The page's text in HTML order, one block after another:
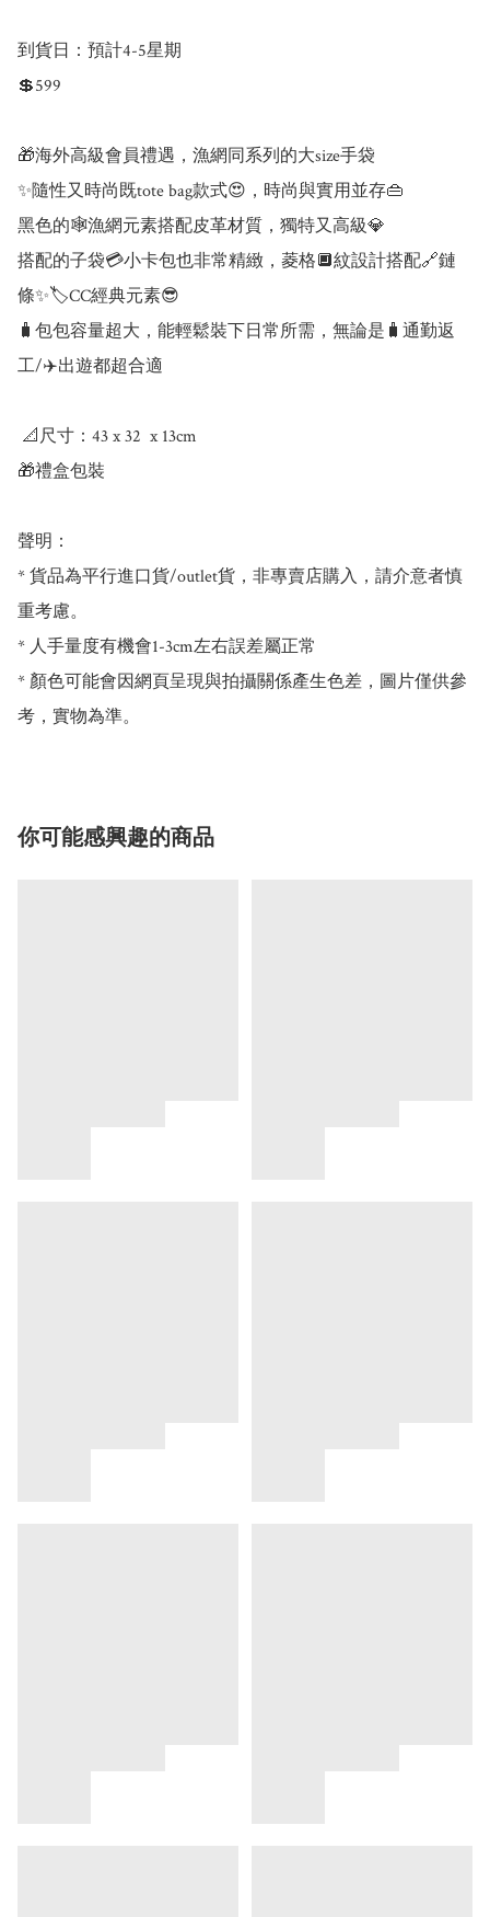
到貨日：預計4-5星期
💲599
🎁海外高級會員禮遇，漁網同系列的大size手袋
✨隨性又時尚既tote bag款式😍，時尚與實用並存👜
黑色的🕸️漁網元素搭配皮革材質，獨特又高級💎
搭配的子袋💳小卡包也非常精緻，菱格🔲紋設計搭配🔗鏈
條✨🏷️CC經典元素😎
🧳包包容量超大，能輕鬆裝下日常所需，無論是🧳通勤返
工/✈️出遊都超合適
🎁禮盒包裝
聲明：
* 貨品為平行進口貨/outlet貨，非專賣店購入，請介意者慎
重考慮。
* 人手量度有機會1-3cm左右誤差屬正常
* 顏色可能會因網頁呈現與拍攝關係產生色差，圖片僅供參
考，實物為準。
你可能感興趣的商品